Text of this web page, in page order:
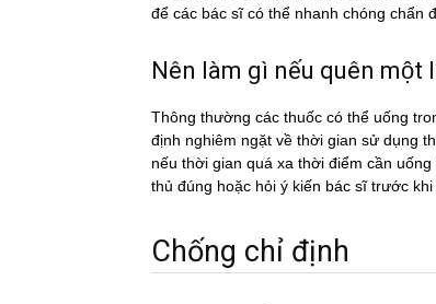
để các bác sĩ có thể nhanh chóng chẩn
Nên làm gì nếu quên
Thông thường các thuốc có thể uống
định nghiêm ngặt về thời gian sử dụng
nếu thời gian quá xa thời điểm cần
thủ đúng hoặc hỏi ý kiến bác sĩ trước khi
Chống chỉ định